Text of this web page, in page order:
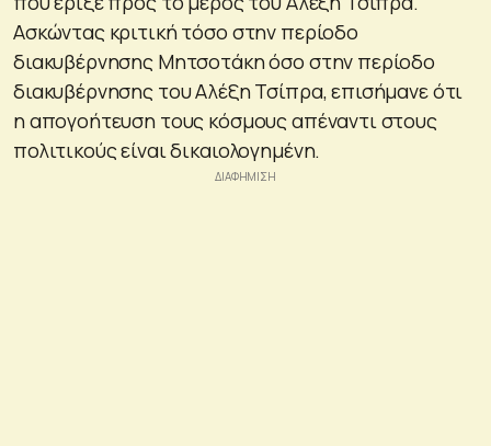
Ασκώντας κριτική τόσο στην περίοδο
διακυβέρνησης Μητσοτάκη όσο στην περίοδο
διακυβέρνησης του Αλέξη Τσίπρα, επισήμανε ότι
η απογοήτευση τους κόσμους απέναντι στους
πολιτικούς είναι δικαιολογημένη.